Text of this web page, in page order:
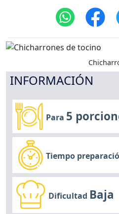
INFORMACIÓN
Para 5
Tiempo
Dificultad Baja